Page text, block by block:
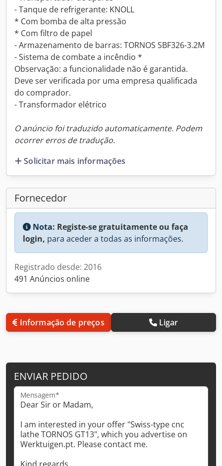
- Tanque de refrigerante: KNOLL
* Com bomba de alta pressão
* Com filtro de papel
- Armazenamento de barras: TORNOS SBF326-3.2M
- Sistema de combate a incêndio *
Observação: a funcionalidade não é garantida.
Deve ser verificada por uma empresa qualificada
do comprador.
- Transformador elétrico
O anúncio foi traduzido automaticamente. Podem
ocorrer erros de tradução.
Solicitar mais informações
Fornecedor
Nota: Registe-se gratuitamente ou faça
login, para aceder a todas as informações.
Registrado desde: 2016
491 Anúncios online
Informação de preços Ligar
ENVIAR PEDIDO
Mensagem*